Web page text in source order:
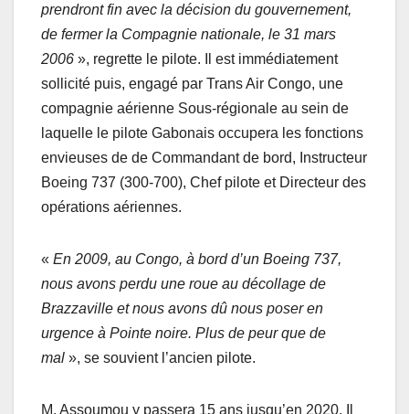
prendront fin avec la décision du gouvernement,
de fermer la Compagnie nationale, le 31 mars
2006 », regrette le pilote. Il est immédiatement
sollicité puis, engagé par Trans Air Congo, une
compagnie aérienne Sous-régionale au sein de
laquelle le pilote Gabonais occupera les fonctions
envieuses de de Commandant de bord, Instructeur
Boeing 737 (300-700), Chef pilote et Directeur des
opérations aériennes.
« En 2009, au Congo, à bord d’un Boeing 737,
nous avons perdu une roue au décollage de
Brazzaville et nous avons dû nous poser en
urgence à Pointe noire. Plus de peur que de
mal », se souvient l’ancien pilote.
M. Assoumou y passera 15 ans jusqu’en 2020. Il